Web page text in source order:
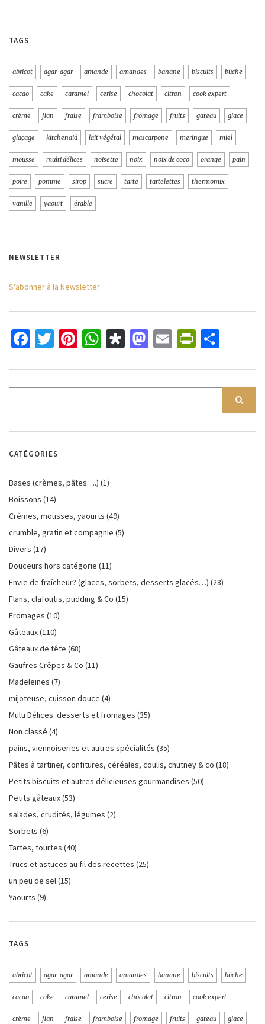
TAGS
abricot agar-agar amande amandes banane biscuits bûche
cacao cake caramel cerise chocolat citron cook expert
crème flan fraise framboise fromage fruits gateau glace
glaçage kitchenaid lait végétal mascarpone meringue miel
mousse multi délices noisette noix noix de coco orange pain
poire pomme sirop sucre tarte tartelettes thermomix
vanille yaourt érable
NEWSLETTER
S'abonner à la Newsletter
Facebook
Twitter
Pinterest
WhatsApp
Diaspora
Mastodon
Email
CATÉGORIES
Bases (crèmes, pâtes….) (1)
Boissons (14)
Crèmes, mousses, yaourts (49)
crumble, gratin et compagnie (5)
Divers (17)
Douceurs hors catégorie (11)
Envie de fraîcheur? (glaces, sorbets, desserts glacés…) (28)
Flans, clafoutis, pudding & Co (15)
Fromages (10)
Gâteaux(110)
Gâteaux de fête (68)
Gaufres Crêpes & Co (11)
Madeleines (7)
mijoteuse, cuisson douce (4)
Multi Délices: desserts et fromages (35)
Non classé (4)
pains, viennoiseries et autres spécialités (35)
Pâtes à tartiner, confitures, céréales, coulis, chutney & co (18)
Petits biscuits et autres délicieuses gourmandises (50)
Petits gâteaux(53)
salades, crudités, légumes (2)
Sorbets (6)
Tartes, tourtes (40)
Trucs et astuces au fil des recettes (25)
un peu de sel(15)
Yaourts (9)
TAGS
abricot agar-agar amande amandes banane biscuits bûche
cacao cake caramel cerise chocolat citron cook expert
crème flan fraise framboise fromage fruits gateau glace